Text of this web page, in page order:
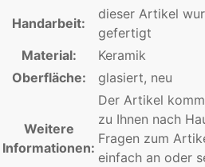
Handarbeit:
dieser Artikel
gefertigt
Material:
Keramik
Oberfläche:
glasiert, neu
Weitere
Informationen:
Der Artikel
zu Ihnen nach
Fragen zum
einfach an oder